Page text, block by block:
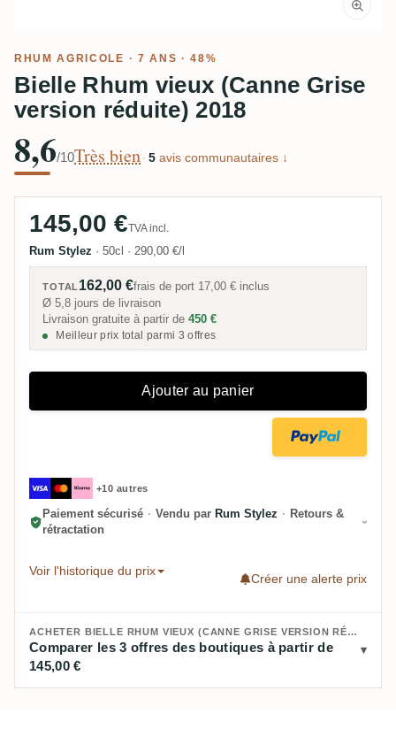
RHUM AGRICOLE · 7 ANS · 48%
Bielle Rhum vieux (Canne Grise
version réduite) 2018
8,6/10Très bien · 5 avis communautaires ↓
145,00 €TVA incl.
Rum Stylez · 50cl · 290,00 €/l
TOTAL 162,00 €frais de port 17,00 € inclus
Ø 5,8 jours de livraison
Livraison gratuite à partir de 450 €
Meilleur prix total parmi 3 offres
Ajouter au panier
+10 autres
Paiement sécurisé · Vendu par Rum Stylez · Retours &
rétractation
Voir l'historique du prix
Créer une alerte prix
ACHETER BIELLE RHUM VIEUX (CANNE GRISE VERSION RÉDUITE) 2018 :
Comparer les 3 offres des boutiques à partir de
145,00 €